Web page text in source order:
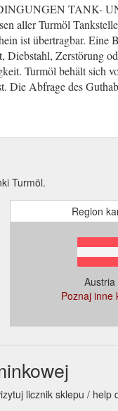
TANK-
aller Turmöl
ist übertragbar. Eine
Zerstörung
Turmöl behält sich
Die Abfrage des
Turmöl.
Region
Austria
Poznaj inne
licznik sklepu / help